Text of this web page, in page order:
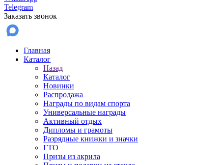
Telegram
Заказать звонок
Главная
Каталог
Назад
Каталог
Новинки
Распродажа
Награды по видам спорта
Универсальные награды
Активный отдых
Дипломы и грамоты
Разрядные книжки и значки
ГТО
Призы из акрила